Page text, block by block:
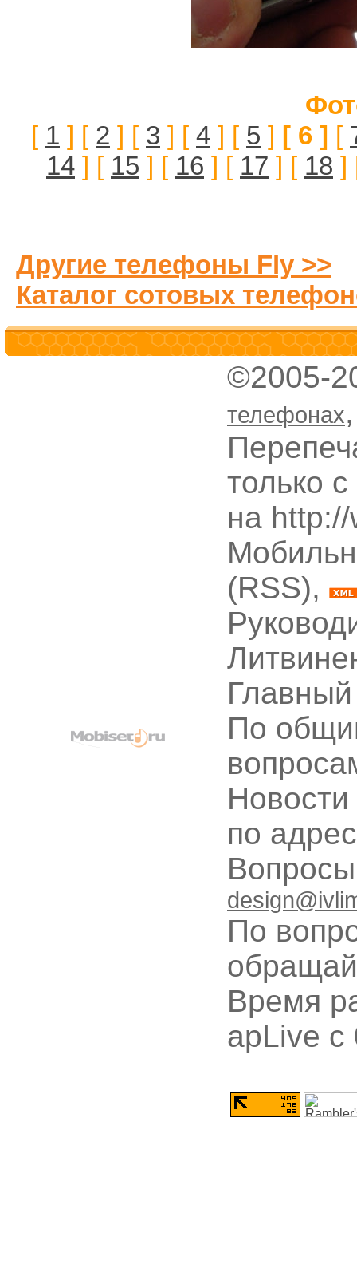
[ 1 ] [ 2 ] [ 3 ] [ 4 ] [ 5 ] [ 6 ] [
14 ] [ 15 ] [ 16 ] [ 17 ] [ 18 ]
Другие телефоны Fly >>
Каталог сотовых
©2005-
телефонах
только
на
(RSS),
По
по
По
Время
apLive c